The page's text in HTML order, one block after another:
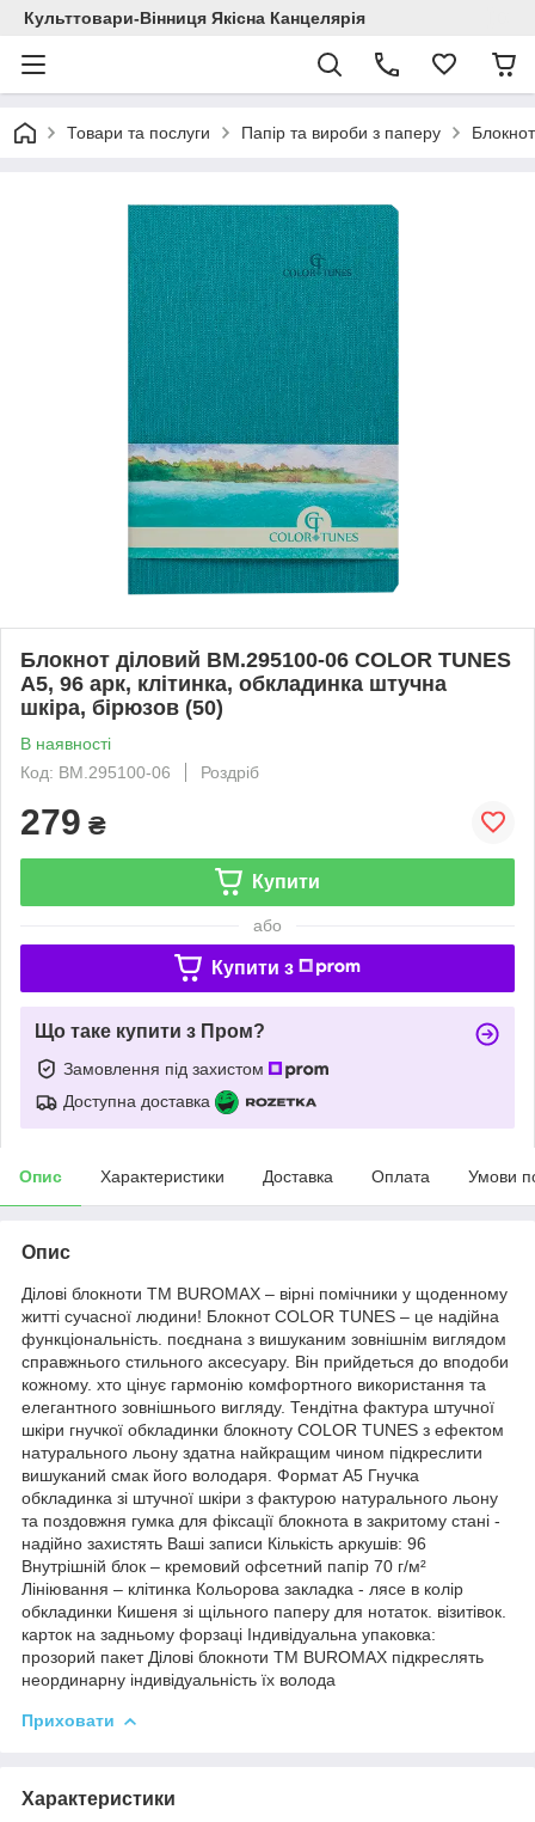
Культтовари-Вінниця Якісна Канцелярія
Товари та послуги Папір та вироби з паперу
Блокнот діловий BM.295100-06 COLOR TUNES
A5, 96 арк, клітинка, обкладинка штучна
шкіра, бірюзов (50)
В наявності
Код: BM.295100-06
Роздріб
279 ₴
Купити
або
Купити з
Що таке купити з Пром?
Замовлення під захистом
Доступна доставка
Опис Характеристики Доставка Оплата Умови
Опис
Ділові блокноти ТМ BUROMAX – вірні помічники у щоденному
житті сучасної людини! Блокнот COLOR TUNES – це надійна
функціональність. поєднана з вишуканим зовнішнім виглядом
справжнього стильного аксесуару. Він прийдеться до вподоби
кожному. хто цінує гармонію комфортного використання та
елегантного зовнішнього вигляду. Тендітна фактура штучної
шкіри гнучкої обкладинки блокноту COLOR TUNES з ефектом
натурального льону здатна найкращим чином підкреслити
вишуканий смак його володаря. Формат А5 Гнучка
обкладинка зі штучної шкіри з фактурою натурального льону
та поздовжня гумка для фіксації блокнота в закритому стані -
надійно захистять Ваші записи Кількість аркушів: 96
Внутрішній блок – кремовий офсетний папір 70 г/м²
Лініювання – клітинка Кольорова закладка - лясе в колір
обкладинки Кишеня зі щільного паперу для нотаток. візитівок.
карток на задньому форзаці Індивідуальна упаковка:
прозорий пакет Ділові блокноти ТМ BUROMAX підкреслять
неординарну індивідуальність їх волода
Приховати
Характеристики